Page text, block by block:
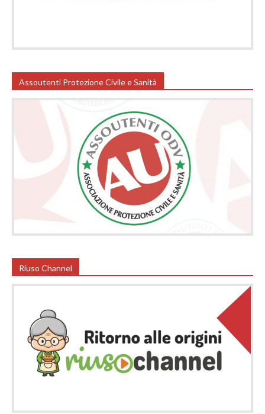
Assoutenti Protezione Civile e Sanità
Riuso Channel